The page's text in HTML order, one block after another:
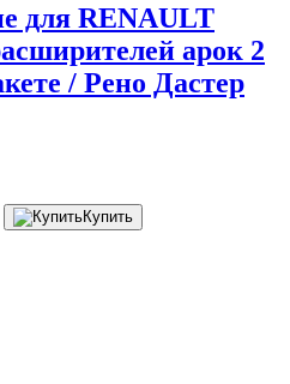
для RENAULT
арок 2
/ Рено Дастер
Купить